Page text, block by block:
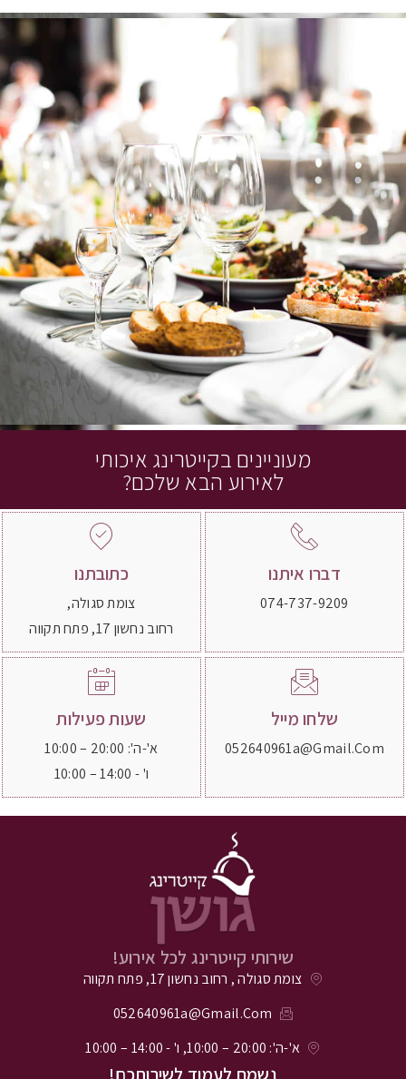
מעוניינים בקייטרינג איכותי
לאירוע הבא שלכם?
דברו איתנו
074-737-9209
כתובתנו
צומת סגולה,
רחוב נחשון 17, פתח תקווה
שלחו מייל
052640961a@gmail.com
שעות פעילות
א'-ה': 20:00 – 10:00
ו' - 14:00 – 10:00
שירותי קייטרינג לכל אירוע!
צומת סגולה , רחוב נחשון 17, פתח תקווה
052640961a@gmail.com
א'-ה': 20:00 – 10:00, ו' - 14:00 – 10:00